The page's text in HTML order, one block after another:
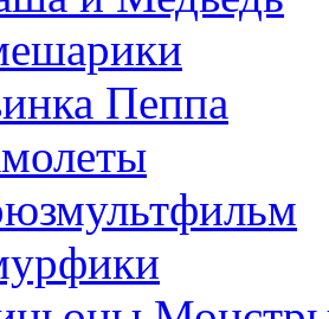
Пеппа